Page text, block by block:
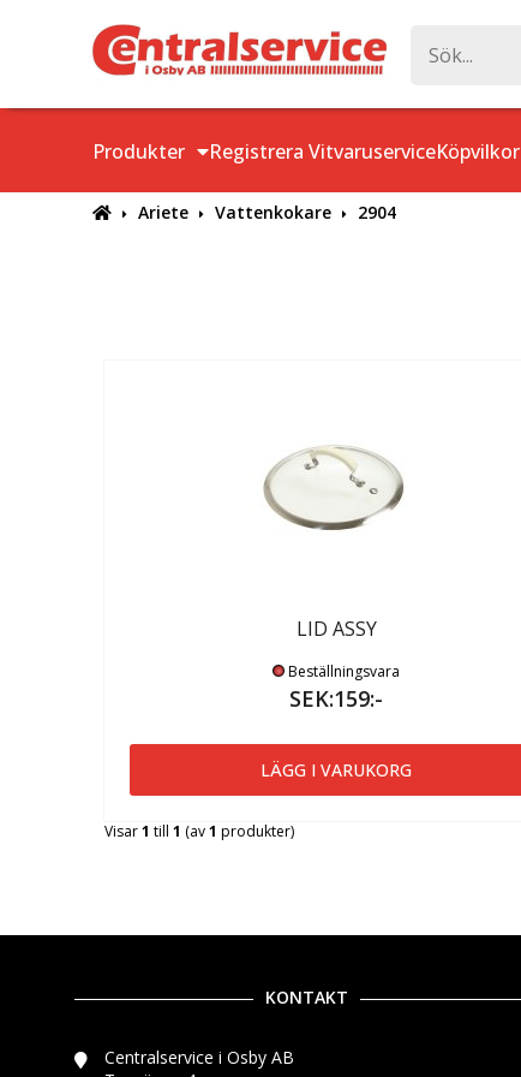
Produkter Registrera VitvaruserviceKöpvilkor
Ariete Vattenkokare 2904
LID ASSY
Beställningsvara
SEK:159:-
LÄGG I VARUKORG
Visar1 till 1 (av1 produkter)
KONTAKT
Centralservice i Osby AB